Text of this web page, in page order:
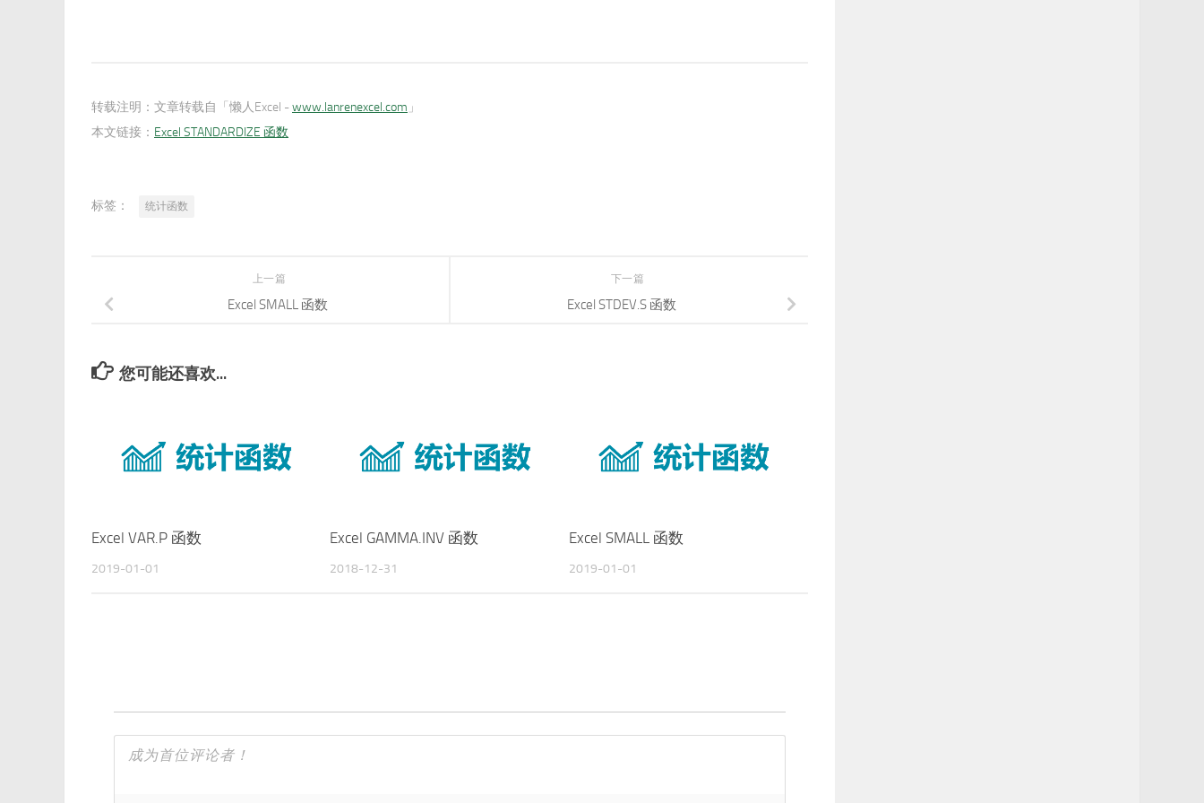
转载注明： 文章转载自「懒人Excel -www.lanrenexcel.com 」
本文链接： Excel STANDARDIZE 函数
标签： 统计函数
下一篇
Excel STDEV.S 函数
上一篇
Excel SMALL 函数
您可能还喜欢...
Excel VAR.P 函数
2019-01-01
Excel GAMMA.INV 函数
2018-12-31
Excel SMALL 函数
2019-01-01